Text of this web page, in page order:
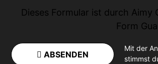
Dieses Formular ist durch Aimy
Form
ABSENDEN
Mit der
stimmst